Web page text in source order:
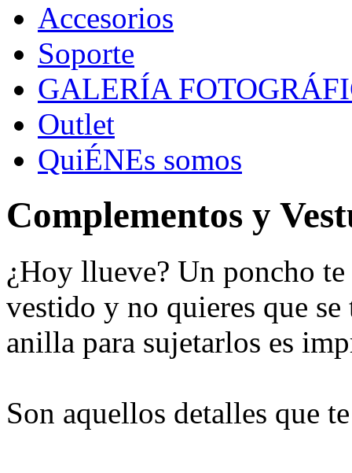
Accesorios
Soporte
GALERÍA
Outlet
QuiÉNEs somos
Complementos y
¿Hoy llueve? Un poncho
vestido y no quieres que se
anilla para sujetarlos es
Son aquellos detalles que